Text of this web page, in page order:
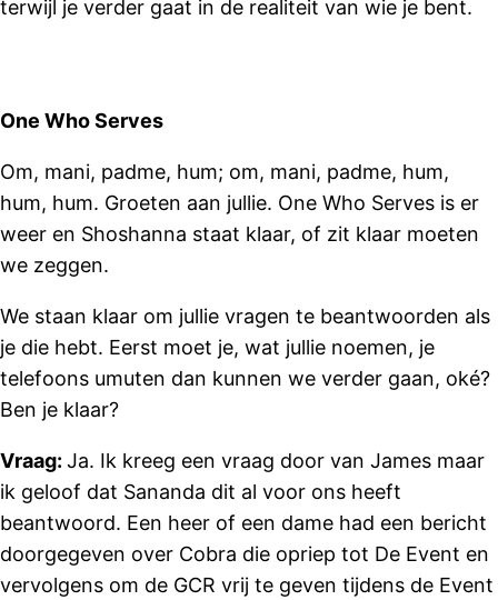
terwijl je verder gaat in de realiteit van wie je bent.
One Who Serves
Om, mani, padme, hum; om, mani, padme, hum,
hum, hum. Groeten aan jullie. One Who Serves is er
weer en Shoshanna staat klaar, of zit klaar moeten
we zeggen.
We staan ​​klaar om jullie vragen te beantwoorden als
je die hebt. Eerst moet je, wat jullie noemen, je
telefoons umuten dan kunnen we verder gaan, oké?
Ben je klaar?
Vraag: Ja. Ik kreeg een vraag door van James maar
ik geloof dat Sananda dit al voor ons heeft
beantwoord. Een heer of een dame had een bericht
doorgegeven over Cobra die opriep tot De Event en
vervolgens om de GCR vrij te geven tijdens de Event